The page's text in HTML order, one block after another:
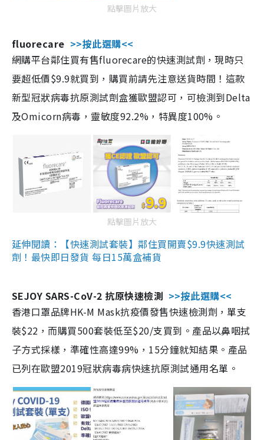
點擊圖片放大
fluorecare >>按此選購<<
網購平台鄰住買有售fluorecare的快速測試劑，現時只
要超低價$9.9就買到，購買前請先注意送貨時間！這款
新型冠狀病毒抗原測試劑盒獲歐盟認可，可檢測到Delta
及Omicorn病毒，靈敏度92.2%，特異度100%。
點擊圖片放大
延伸閱讀：【快速測試套裝】鄰住買開賣$9.9快速測試
劑！最快即日發貨 每日15萬盒補貨
SEJOY SARS-CoV-2 抗原快速檢測 >>按此選購<<
香港口罩品牌HK-M Mask抗疫價發售快速檢測劑，單支
裝$22，而購買500套裝低至$20/支買到。產品以鼻咽拭
子方式採樣，準確性高達99%，15分鐘就知結果。產品
已列在歐盟2019冠狀病毒病快速抗原測試通用名單。